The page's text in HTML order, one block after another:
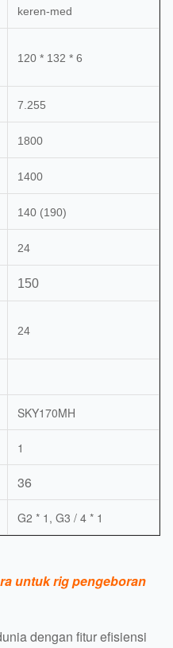
keren-med
120 * 132 * 6
7.255
1800
1400
140 (190)
24
150
24
SKY170MH
1
36
G2 * 1, G3 / 4 * 1
untuk rig pengeboran
dengan fitur efisiensi